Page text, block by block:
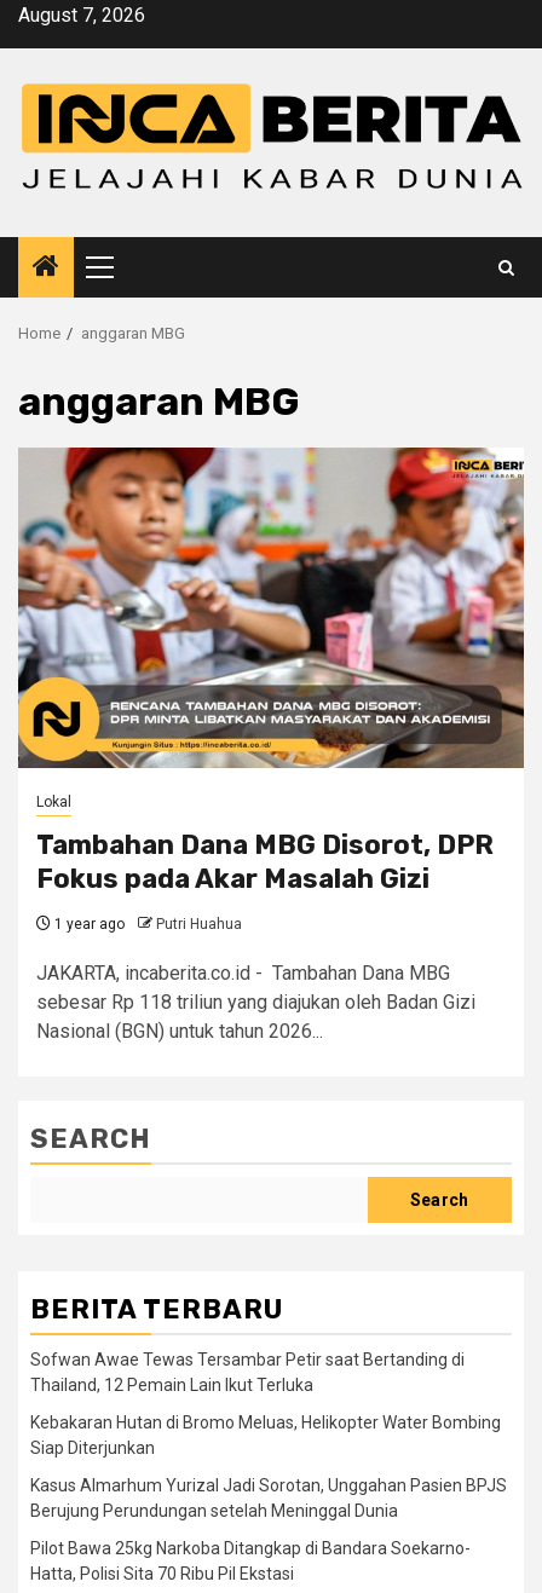
SkipAugust 7, 2026
Primary
Menu
Home anggaran MBG
anggaran MBG
Lokal
Tambahan Dana MBG Disorot, DPR
Fokus pada Akar Masalah Gizi
1 year ago Putri Huahua
JAKARTA, incaberita.co.id - Tambahan Dana MBG
sebesar Rp 118 triliun yang diajukan oleh Badan Gizi
Nasional (BGN) untuk tahun 2026...
SEARCH
Search
BERITA TERBARU
Sofwan Awae Tewas Tersambar Petir saat Bertanding di
Thailand, 12 Pemain Lain Ikut Terluka
Kebakaran Hutan di Bromo Meluas, Helikopter Water Bombing
Siap Diterjunkan
Kasus Almarhum Yurizal Jadi Sorotan, Unggahan Pasien BPJS
Berujung Perundungan setelah Meninggal Dunia
Pilot Bawa 25kg Narkoba Ditangkap di Bandara Soekarno-
Hatta, Polisi Sita 70 Ribu Pil Ekstasi